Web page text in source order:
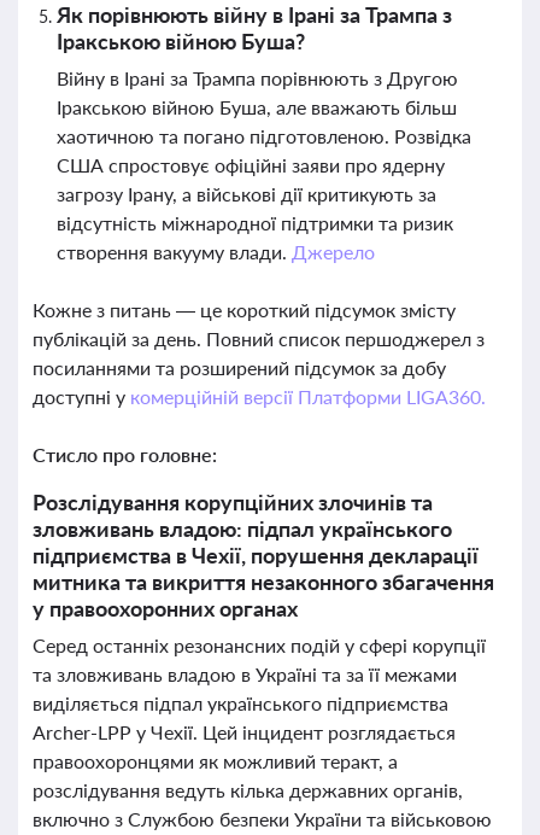
Як порівнюють війну в Ірані за Трампа з
Іракською війною Буша?
Війну в Ірані за Трампа порівнюють з Другою
Іракською війною Буша, але вважають більш
хаотичною та погано підготовленою. Розвідка
США спростовує офіційні заяви про ядерну
загрозу Ірану, а військові дії критикують за
відсутність міжнародної підтримки та ризик
створення вакууму влади. Джерело
Кожне з питань — це короткий підсумок змісту
публікацій за день. Повний список першоджерел з
посиланнями та розширений підсумок за добу
доступні у комерційній версії Платформи LIGA360.
Стисло про головне:
Розслідування корупційних злочинів та
зловживань владою: підпал українського
підприємства в Чехії, порушення декларації
митника та викриття незаконного збагачення
у правоохоронних органах
Серед останніх резонансних подій у сфері корупції
та зловживань владою в Україні та за її межами
виділяється підпал українського підприємства
Archer-LPP у Чехії. Цей інцидент розглядається
правоохоронцями як можливий теракт, а
розслідування ведуть кілька державних органів,
включно з Службою безпеки України та військовою